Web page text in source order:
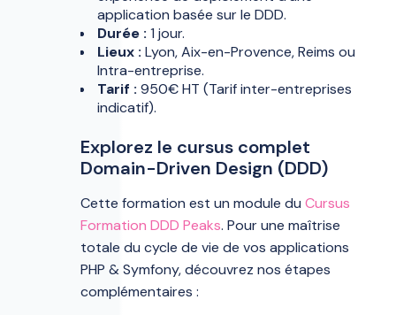
application basée sur le DDD.
Durée : 1 jour.
Lieux : Lyon, Aix-en-Provence, Reims ou
Intra-entreprise.
Tarif : 950€ HT (Tarif inter-entreprises
indicatif).
Explorez le cursus complet
Domain-Driven Design (DDD)
Cette formation est un module duCursus
Formation DDD Peaks. Pour une maîtrise
totale du cycle de vie de vos applications
PHP & Symfony, découvrez nos étapes
complémentaires :